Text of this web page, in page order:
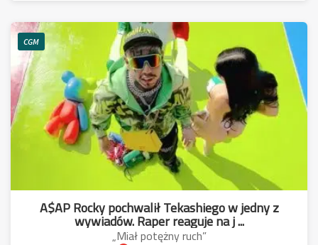
CGM
A$AP Rocky pochwalił Tekashiego w jedny z
wywiadów. Raper reaguje na j ...
„Miał potężny ruch”